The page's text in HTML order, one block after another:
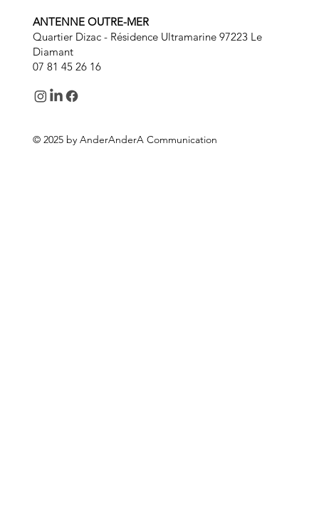
ANTENNE OUTRE-MER
Quartier Dizac - Résidence Ultramarine 97223 Le
Diamant
07 81 45 26 16
© 2025 by AnderAnderA Communication